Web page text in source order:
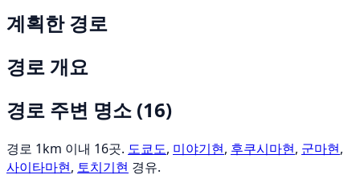
계획한 경로
경로 개요
경로 주변 명소 (16)
경로 1km 이내 16곳. 도쿄도, 미야기현, 후쿠시마현, 군마현,
사이타마현, 토치기현 경유.